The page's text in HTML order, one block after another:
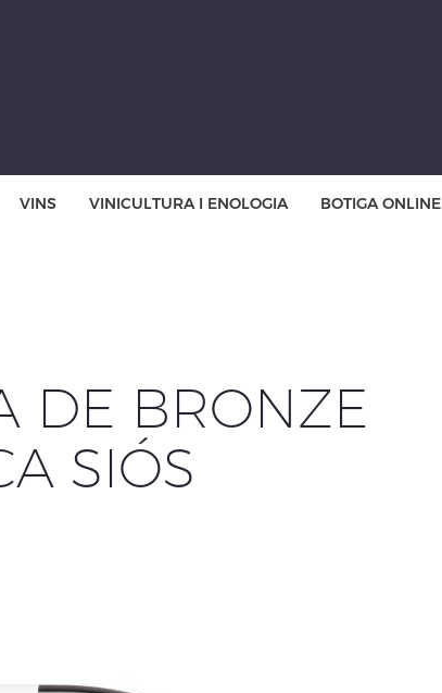
VINS VINICULTURA I ENOLOGIA BOTIGA ONLINE
DE BRONZE
SIÓS